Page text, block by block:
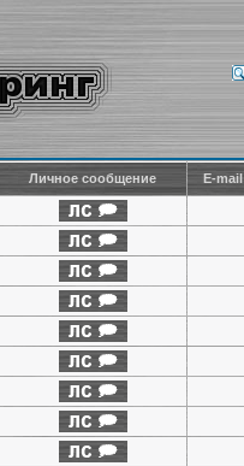
Личное сообщение E-